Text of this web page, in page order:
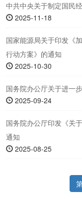
中共中央关于制定国民
2025-11-18
国家能源局关于印发《
行动方案》的通知
2025-10-30
国务院办公厅关于进一
2025-09-24
国务院办公厅印发《关
通知
2025-08-25